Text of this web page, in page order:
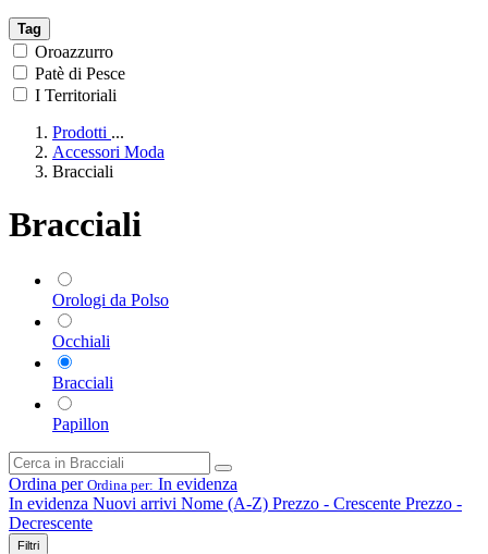
Tag
Oroazzurro
Patè di Pesce
I Territoriali
Prodotti ...
Accessori Moda
Bracciali
Bracciali
Orologi da Polso
Occhiali
Bracciali
Papillon
Ordina per Ordina per: In evidenza
In evidenza Nuovi arrivi Nome (A-Z) Prezzo - Crescente Prezzo -
Decrescente
Filtri